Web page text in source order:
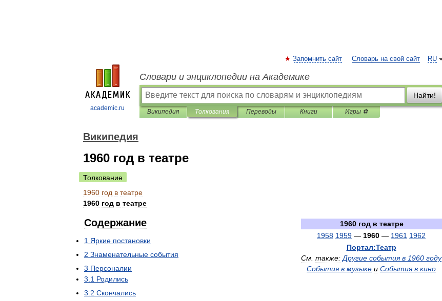
academic.ru
RU
Запомнить сайт Словарь на свой сайт
Словари и энциклопедии на Академике
Найти!
Википедия Толкования Переводы Книги Игры ⚽
Википедия
1960 год в театре
Толкование
1960 год в театре
1960 год в театре
1960 год в театре
1958 1959 — 1960 — 1961 1962
Портал:Театр
См также: Другие события в 1960 году
События в музыке и События в кино
Содержание
1 Яркие постановки
2 Знаменательные события
3 Персоналии
3 1 Родились
3 2 Скончались